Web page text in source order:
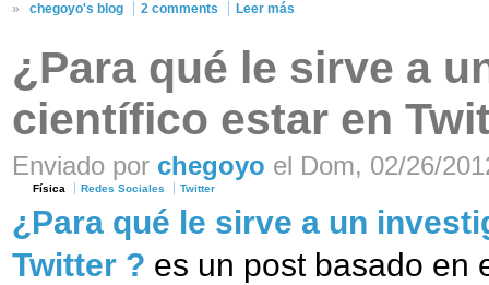
» chegoyo's blog 2 comments Leer más
¿Para qué le sirve a
científico estar en
Enviado por chegoyo el Dom, 02/26/
Física Redes Sociales Twitter
¿Para qué le sirve a un
Twitter ? es un post basado en